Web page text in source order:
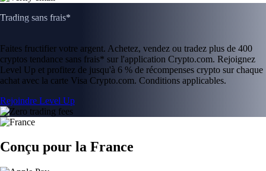
Trading sans frais*
Faites fructifier votre argent. Achetez, vendez ou tradez plus de 400
cryptos tendance sans frais* sur l'application Crypto.com. Rejoignez
Level Up et profitez de jusqu'à 6 % de récompenses crypto sur chaque
achat avec la carte Visa Crypto.com. Conditions applicables.
Rejoindre Level Up
Conçu pour la France